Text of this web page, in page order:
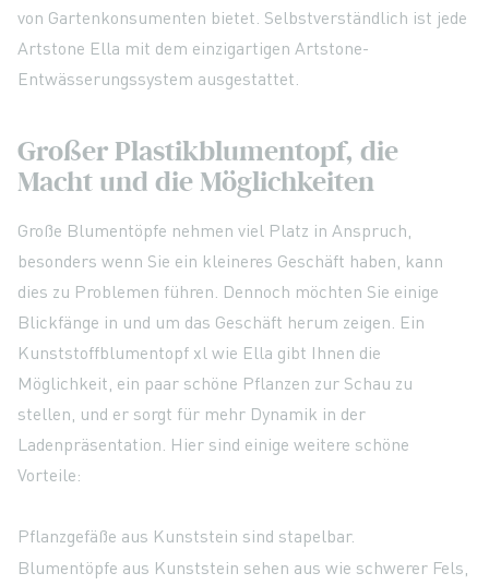
von Gartenkonsumenten bietet. Selbstverständlich ist jede
Artstone Ella mit dem einzigartigen Artstone-
Entwässerungssystem ausgestattet.
Großer Plastikblumentopf, die
Macht und die Möglichkeiten
Große Blumentöpfe nehmen viel Platz in Anspruch,
besonders wenn Sie ein kleineres Geschäft haben, kann
dies zu Problemen führen. Dennoch möchten Sie einige
Blickfänge in und um das Geschäft herum zeigen. Ein
Kunststoffblumentopf xl wie Ella gibt Ihnen die
Möglichkeit, ein paar schöne Pflanzen zur Schau zu
stellen, und er sorgt für mehr Dynamik in der
Ladenpräsentation. Hier sind einige weitere schöne
Vorteile:
Pflanzgefäße aus Kunststein sind stapelbar.
Blumentöpfe aus Kunststein sehen aus wie schwerer Fels,